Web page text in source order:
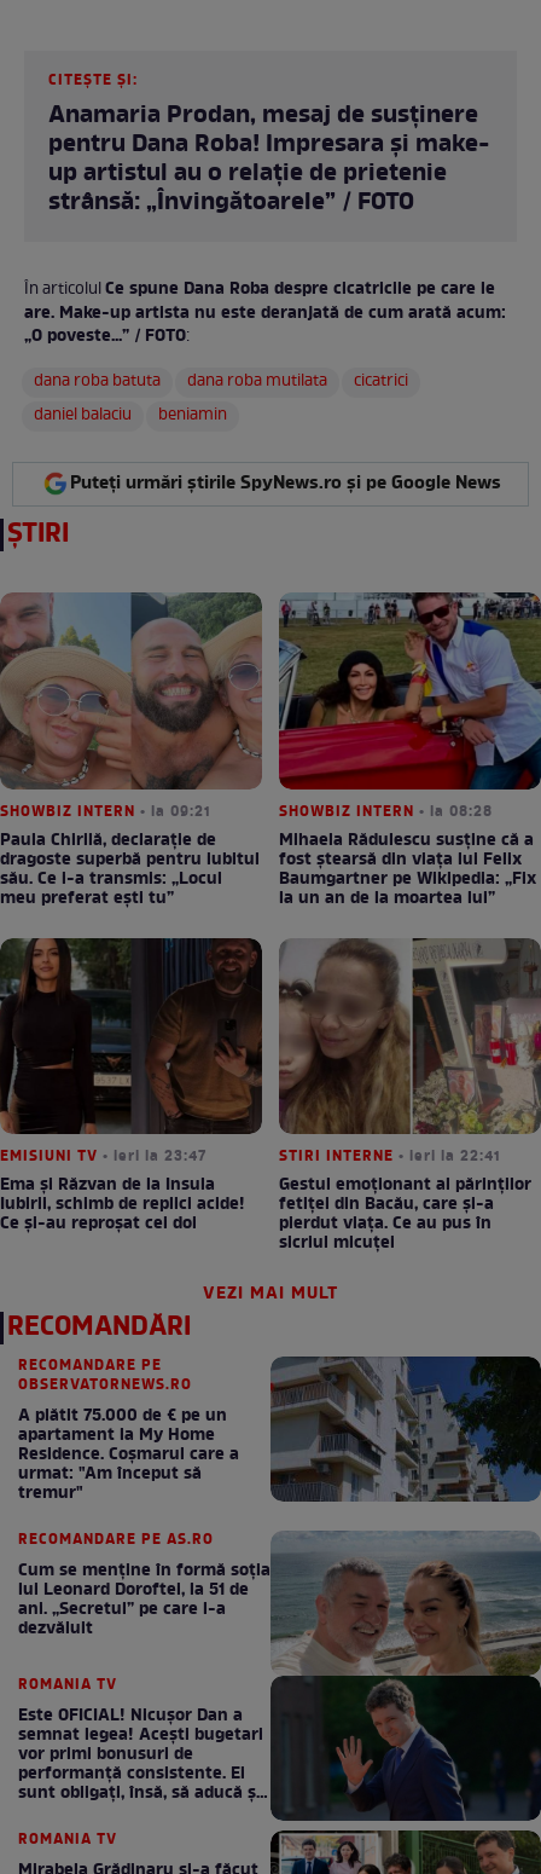
CITEȘTE ȘI:
Anamaria Prodan, mesaj de susținere
pentru Dana Roba! Impresara și make-
up artistul au o relație de prietenie
strânsă: „Învingătoarele” / FOTO
În articolulCe spune Dana Roba despre cicatricile pe care le
are. Make-up artista nu este deranjată de cum arată acum:
„O poveste...” / FOTO:
dana roba batuta
dana roba mutilata
cicatrici
daniel balaciu
beniamin
Puteți urmări știrile SpyNews.ro și pe Google News
ȘTIRI
SHOWBIZ INTERN • la 09:21
Paula Chirilă, declarație de
dragoste superbă pentru iubitul
său. Ce i-a transmis: „Locul
meu preferat ești tu”
SHOWBIZ INTERN • la 08:28
Mihaela Rădulescu susține că a
fost ștearsă din viața lui Felix
Baumgartner pe Wikipedia: „Fix
la un an de la moartea lui”
EMISIUNI TV • ieri la 23:47
Ema și Răzvan de la Insula
Iubirii, schimb de replici acide!
Ce și-au reproșat cei doi
STIRI INTERNE • ieri la 22:41
Gestul emoționant al părinților
fetiței din Bacău, care și-a
pierdut viața. Ce au pus în
sicriul micuței
VEZI MAI MULT
RECOMANDĂRI
RECOMANDARE PE
OBSERVATORNEWS.RO
A plătit 75.000 de € pe un
apartament la My Home
Residence. Coşmarul care a
urmat: "Am început să
tremur"
RECOMANDARE PE AS.RO
Cum se menţine în formă soţia
lui Leonard Doroftei, la 51 de
ani. „Secretul” pe care l-a
dezvăluit
ROMANIA TV
Este OFICIAL! Nicușor Dan a
semnat legea! Acești bugetari
vor primi bonusuri de
performanță consistente. Ei
sunt obligați, însă, să aducă și
ROMANIA TV